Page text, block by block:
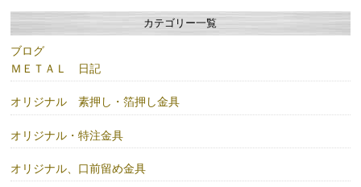
カテゴリー一覧
ブログ
ＭＥＴＡＬ 日記
オリジナル 素押し・箔押し金具
オリジナル・特注金具
オリジナル、口前留め金具